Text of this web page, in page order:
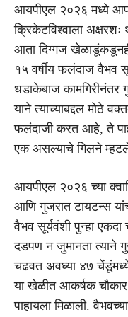
आयपीएल २०२६ मध्ये
क्रिकेटविश्वाला
आता दिग्गज
१५ वर्षीय फलंदाज वैभव
धडाकेबाज कामगिरीनंतर
याने त्याच्याबद्दल मोठे
फलंदाजी करत आहे, ते
एक असल्याचे गिलने
आयपीएल २०२६ च्या
आणि गुजरात टायटन्स
वैभव सूर्यवंशी पुन्हा एकदा
दडपण न जुमानता त्याने
चढवत अवघ्या ४७ चेंडूंमध्ये
या खेळीत आकर्षक
पाहायला मिळाली.